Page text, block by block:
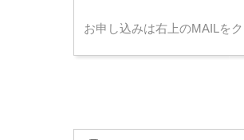
お申し込みは右上のMAILを